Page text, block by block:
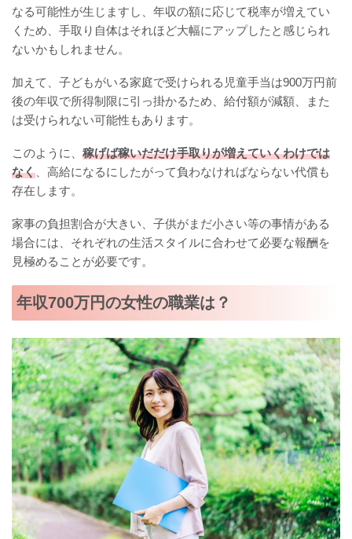
なる可能性が生じますし、年収の額に応じて税率が増えてい
くため、手取り自体はそれほど大幅にアップしたと感じられ
ないかもしれません。
加えて、子どもがいる家庭で受けられる児童手当は900万円前
後の年収で所得制限に引っ掛かるため、給付額が減額、また
は受けられない可能性もあります。
このように、 稼げば稼いだだけ手取りが増えていくわけでは
なく 、高給になるにしたがって負わなければならない代償も
存在します。
家事の負担割合が大きい、子供がまだ小さい等の事情がある
場合には、それぞれの生活スタイルに合わせて必要な報酬を
見極めることが必要です。
年収700万円の女性の職業は？